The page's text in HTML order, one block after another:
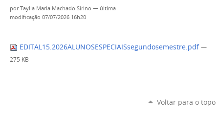
porTaylla Maria Machado Sirino — última
modificação 07/07/2026 16h20
EDITAL15.2026ALUNOSESPECIAISsegundosemestre.pdf —
275 KB
Voltar para o topo